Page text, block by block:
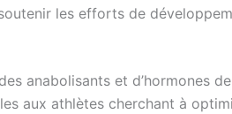
les efforts de
anabolisants et d’hormones
aux athlètes cherchant à